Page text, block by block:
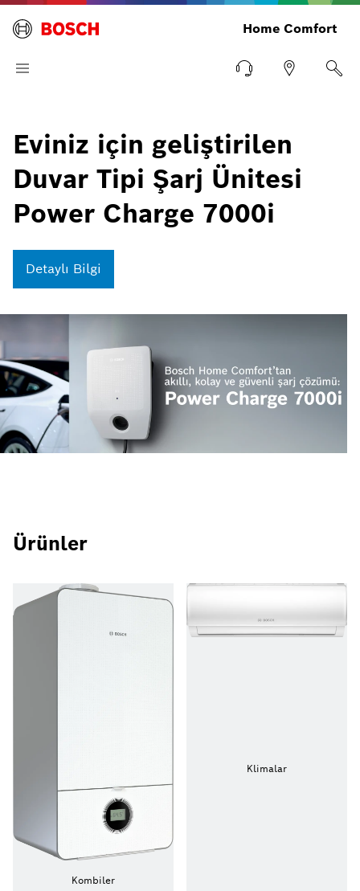
Home Comfort
Eviniz için geliştirilen
Duvar Tipi Şarj Ünitesi
Power Charge 7000i
Detaylı Bilgi
Ürünler
Kombiler
Klimalar